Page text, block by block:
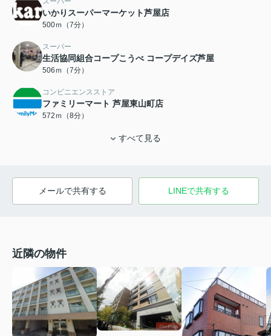
いかりスーパーマーケット芦屋店
500ｍ（7分）
スーパー
生活協同組合コープこうべ コープデイズ芦屋
506ｍ（7分）
コンビニエンスストア
ファミリーマート 芦屋東山町店
572ｍ（8分）
すべて見る
メールで共有する LINEで共有する
近隣の物件